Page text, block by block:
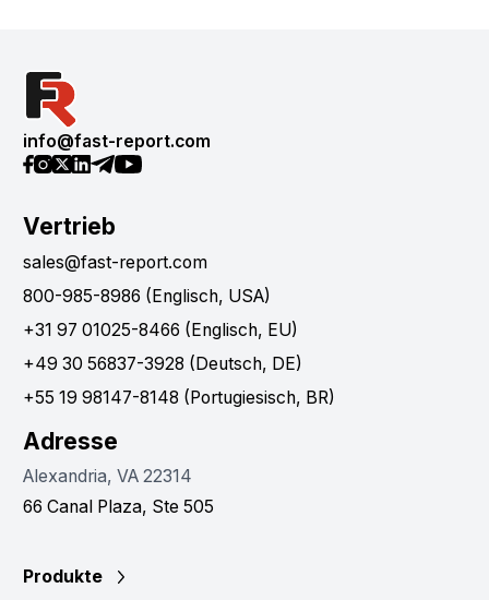
info@fast-report.com
Vertrieb
sales@fast-report.com
800-985-8986 (Englisch, USA)
+31 97 01025-8466 (Englisch, EU)
+49 30 56837-3928 (Deutsch, DE)
+55 19 98147-8148 (Portugiesisch, BR)
Adresse
Alexandria, VA 22314
66 Canal Plaza, Ste 505
Produkte